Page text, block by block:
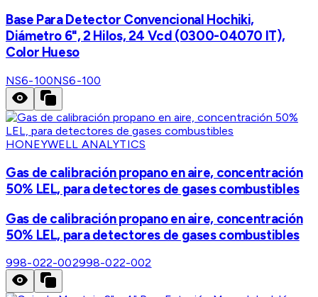
Base Para Detector Convencional Hochiki,
Diámetro 6", 2 Hilos, 24 Vcd (0300-04070 IT),
Color Hueso
NS6-100NS6-100
HONEYWELL ANALYTICS
Gas de calibración propano en aire, concentración
50% LEL, para detectores de gases combustibles
Gas de calibración propano en aire, concentración
50% LEL, para detectores de gases combustibles
998-022-002998-022-002